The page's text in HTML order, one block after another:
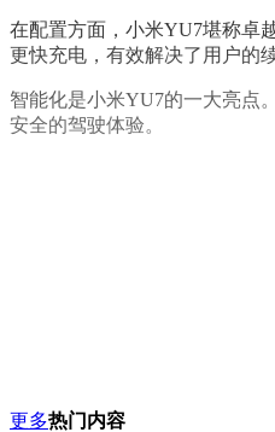
在配置方面，小米YU7堪称卓
更快充电，有效解决了用户的
智能化是小米YU7的一大亮点
安全的驾驶体验。
更多热门内容